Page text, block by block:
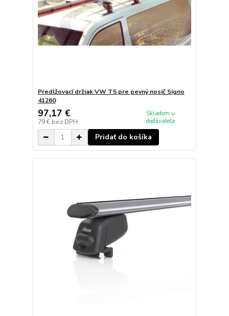
Predlžovací držiak VW T5 pre pevný nosič Signo
41260
97,17 €
79 € bez DPH
Skladom u
dodávateľa
Pridať do košíka